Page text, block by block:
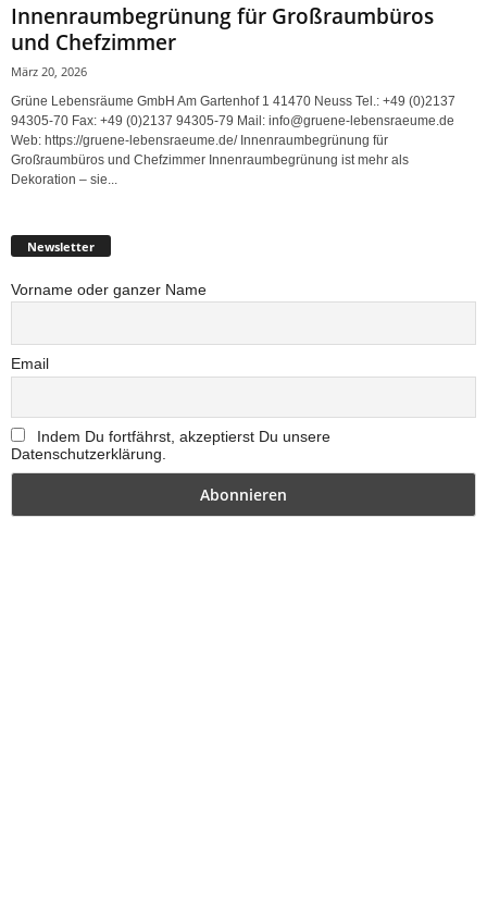
Innenraumbegrünung für Großraumbüros
und Chefzimmer
März 20, 2026
Grüne Lebensräume GmbH Am Gartenhof 1 41470 Neuss Tel.: +49 (0)2137
94305-70 Fax: +49 (0)2137 94305-79 Mail: info@gruene-lebensraeume.de
Web: https://gruene-lebensraeume.de/ Innenraumbegrünung für
Großraumbüros und Chefzimmer Innenraumbegrünung ist mehr als
Dekoration – sie...
Newsletter
Vorname oder ganzer Name
Email
Indem Du fortfährst, akzeptierst Du unsere
Datenschutzerklärung.